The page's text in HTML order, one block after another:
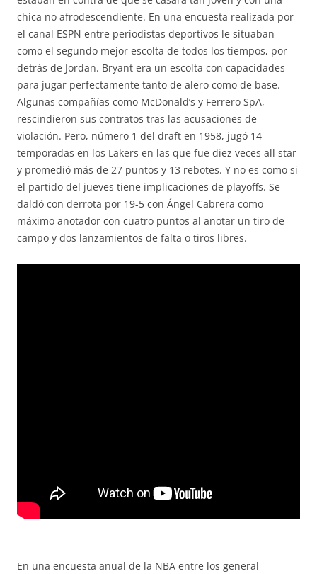
chica no afrodescendiente. En una encuesta realizada por
el canal ESPN entre periodistas deportivos le situaban
como el segundo mejor escolta de todos los tiempos, por
detrás de Jordan. Bryant era un escolta con capacidades
para jugar perfectamente tanto de alero como de base.
Algunas compañías como McDonald’s y Ferrero SpA,
rescindieron sus contratos tras las acusaciones de
violación. Pero, número 1 del draft en 1958, jugó 14
temporadas en los Lakers en las que fue diez veces all star
y promedió más de 27 puntos y 13 rebotes. Y no es como si
el partido del jueves tiene implicaciones de playoffs. Se
daldó con derrota por 19-5 con Ángel Cabrera como
máximo anotador con cuatro puntos al anotar un tiro de
campo y dos lanzamientos de falta o tiros libres.
En una encuesta anual de la NBA entre los general